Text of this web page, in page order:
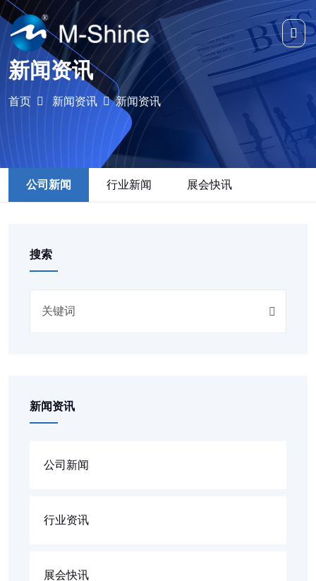
新闻资讯
首页 新闻资讯 新闻资讯
公司新闻 行业新闻 展会快讯
搜索
新闻资讯
公司新闻
行业资讯
展会快讯